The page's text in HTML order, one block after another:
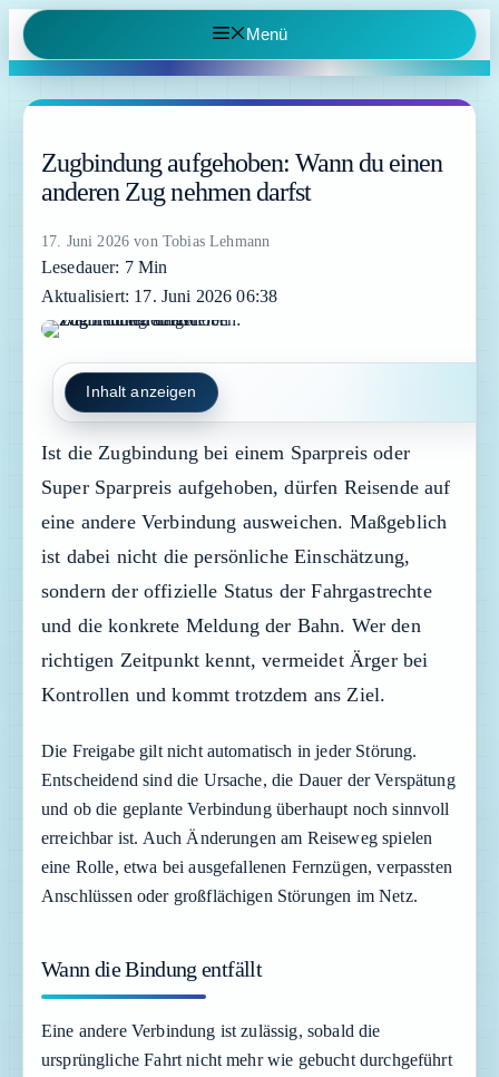
Zum
Inhalt
springen
Menü
Zugbindung aufgehoben: Wann du einen
anderen Zug nehmen darfst
17. Juni 2026 von Tobias Lehmann
Lesedauer: 7 Min
Aktualisiert: 17. Juni 2026 06:38
Inhalt anzeigen
Ist die Zugbindung bei einem Sparpreis oder
Super Sparpreis aufgehoben, dürfen Reisende auf
eine andere Verbindung ausweichen. Maßgeblich
ist dabei nicht die persönliche Einschätzung,
sondern der offizielle Status der Fahrgastrechte
und die konkrete Meldung der Bahn. Wer den
richtigen Zeitpunkt kennt, vermeidet Ärger bei
Kontrollen und kommt trotzdem ans Ziel.
Die Freigabe gilt nicht automatisch in jeder Störung.
Entscheidend sind die Ursache, die Dauer der Verspätung
und ob die geplante Verbindung überhaupt noch sinnvoll
erreichbar ist. Auch Änderungen am Reiseweg spielen
eine Rolle, etwa bei ausgefallenen Fernzügen, verpassten
Anschlüssen oder großflächigen Störungen im Netz.
Wann die Bindung entfällt
Eine andere Verbindung ist zulässig, sobald die
ursprüngliche Fahrt nicht mehr wie gebucht durchgeführt